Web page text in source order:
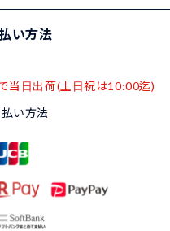
い方法
当日出荷(土日祝は10:00迄)
い方法